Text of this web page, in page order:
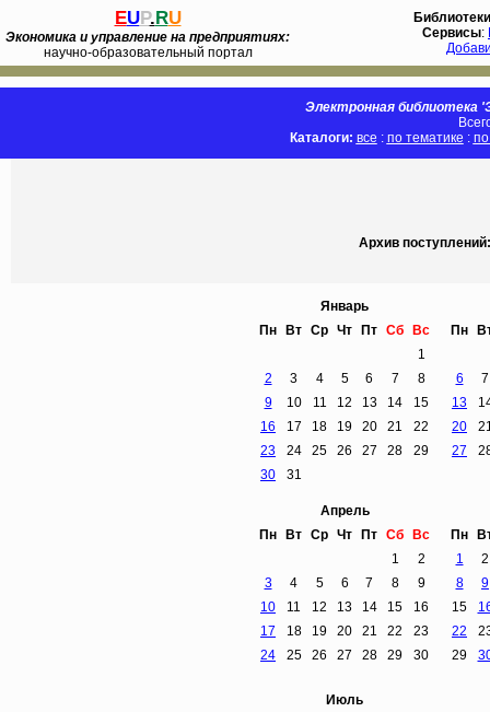
EUP.RU
Экономика и управление на предприятиях:
научно-образовательный портал
Библиотеки
Сервисы:
Электронная библиотека
Каталоги: все : по тематике :
Архив
Январь
Пн
Вт Ср Чт Пт Сб
Вс
1
2
3 4 5 6 7
8
9
10 11 12 13 14
15
16
17 18 19 20 21
22
23
24 25 26 27 28
29
30
31
Пн
6
7
13
20
27
Апрель
Пн
Вт Ср Чт Пт Сб
Вс
1
2
3
4 5 6 7 8
9
10
11 12 13 14 15
16
17
18 19 20 21 22
23
24
25 26 27 28 29 30
Пн
1
2
8
9
15
22
29
Июль